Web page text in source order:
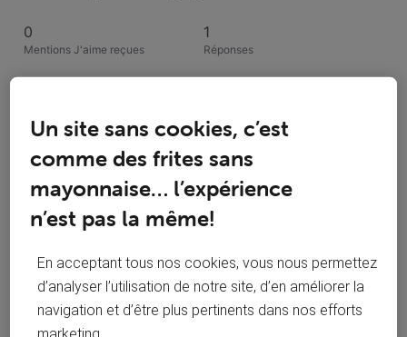
0
Mentions J'aime reçues
1
Réponses
0
Solutions acceptées
Activités de Svdw40
Toutesles activités
Selected
Un site sans cookies, c’est
comme des frites sans
mayonnaise… l’expérience
n’est pas la même!
En acceptant tous nos cookies, vous nous permettez
d’analyser l’utilisation de notre site, d’en améliorer la
navigation et d’être plus pertinents dans nos efforts